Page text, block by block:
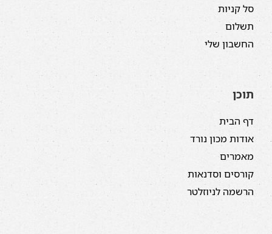
סל קניות
תשלום
החשבון שלי
תוכן
דף הבית
אודות מכון נורד
מאמרים
קורסים וסדנאות
הרשמה לניוזלטר